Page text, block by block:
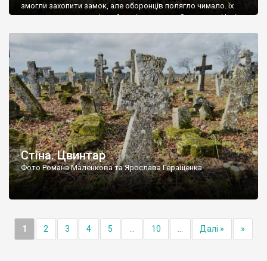
змогли захопити замок, але оборонців полягло чимало. Їх
поховали на цвинтарі, який тоді називався Замковим. Нині на
ньому чимало хрестів 19 століття, є такі, де епітафії стер […]
Стіна. Цвинтар
Фото Романа Маленкова та Ярослава Геращенка
1 2 3 4 5 10 Далі » »